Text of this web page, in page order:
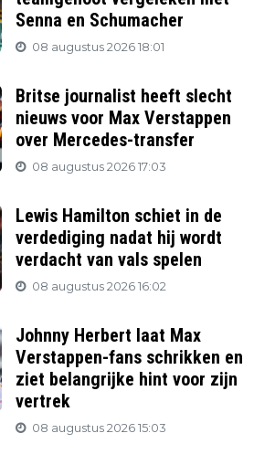
Senna en Schumacher
08 augustus 2026 18:01
Britse journalist heeft slecht
nieuws voor Max Verstappen
over Mercedes-transfer
08 augustus 2026 17:03
Lewis Hamilton schiet in de
verdediging nadat hij wordt
verdacht van vals spelen
08 augustus 2026 16:02
Johnny Herbert laat Max
Verstappen-fans schrikken en
ziet belangrijke hint voor zijn
vertrek
08 augustus 2026 15:03